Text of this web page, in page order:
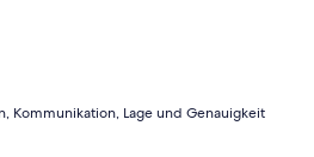
Kommunikation, Lage und Genauigkeit